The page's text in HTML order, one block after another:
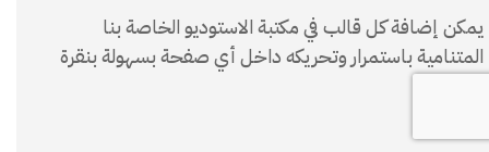
يمكن إضافة كل قالب في مكتبة الاستوديو الخاصة بنا
المتنامية باستمرار وتحريكه داخل أي صفحة بسهولة بنقرة